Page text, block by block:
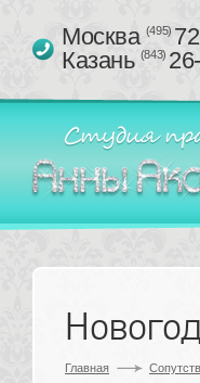
Москва (495)
Казань (843)
Главная